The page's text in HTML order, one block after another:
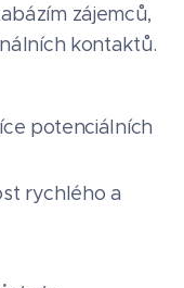
zájemců,
kontaktů.
potenciálních
rychlého a